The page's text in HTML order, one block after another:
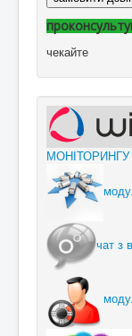
чекайте
МОНІТОРИНГУ
чат з